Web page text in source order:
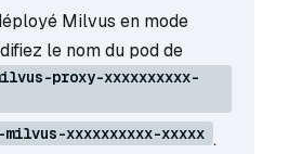
Milvus en mode
le nom du pod de
proxy-xxxxxxxxxx-
milvus-xxxxxxxxxx-xxxxx .